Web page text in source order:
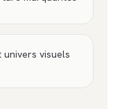
visuels